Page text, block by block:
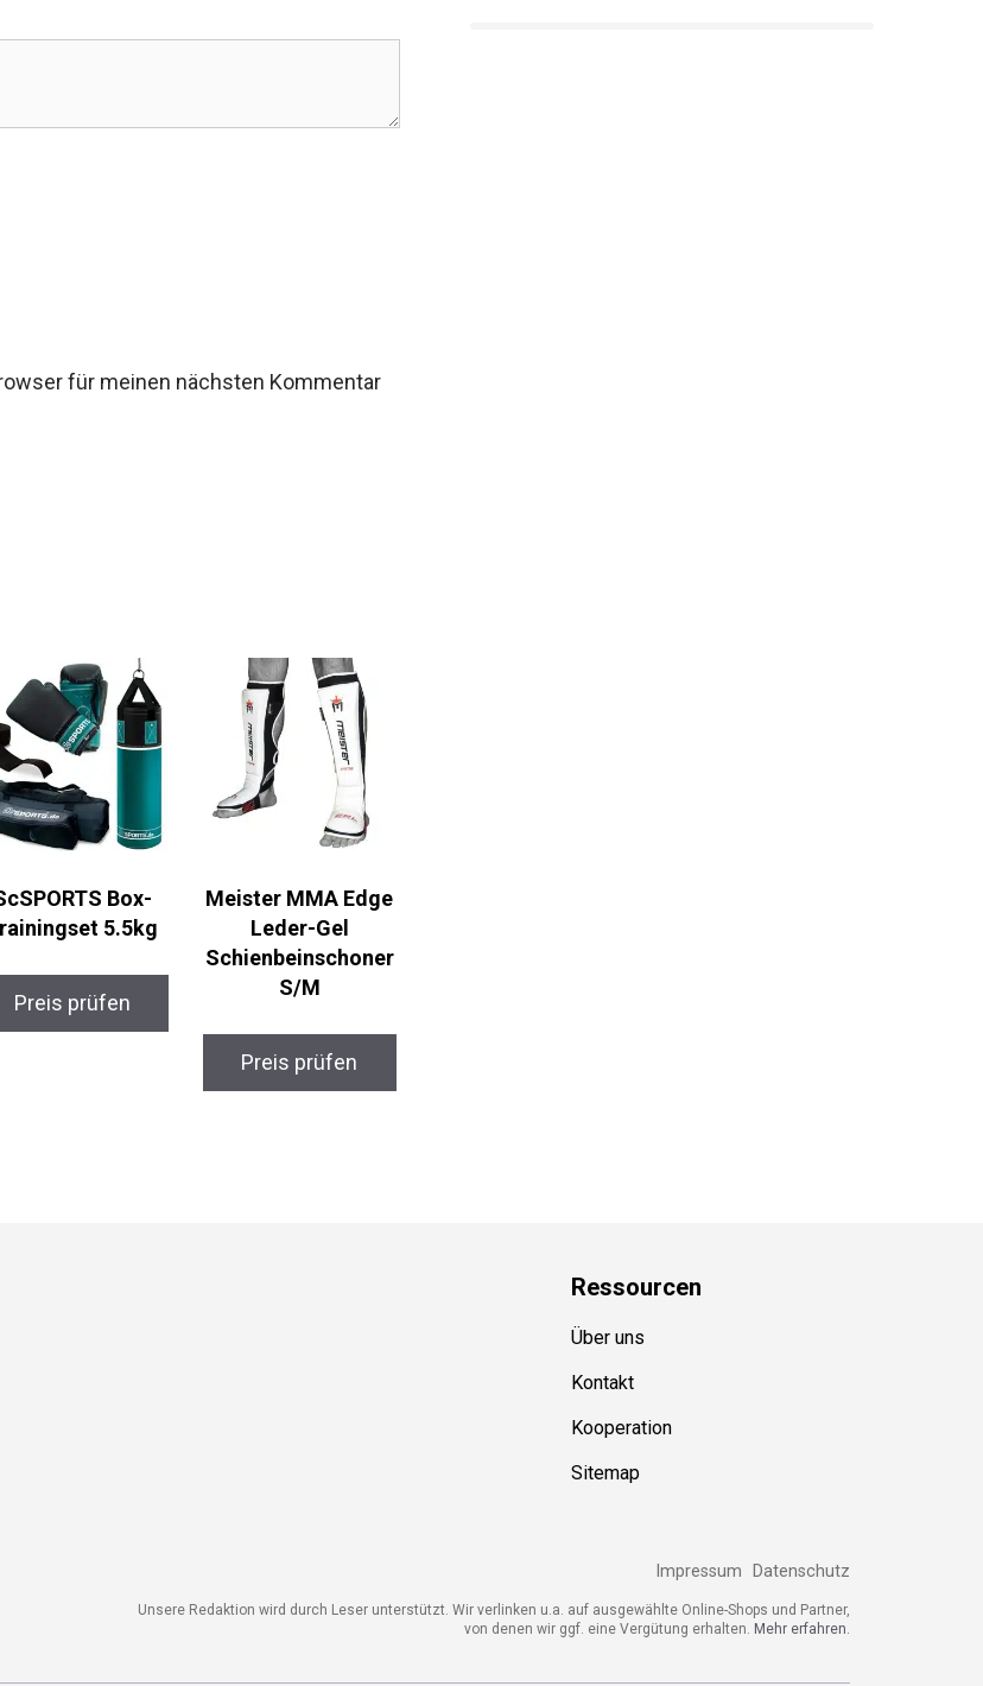
für meinen nächsten Kommentar
Box-
5.5kg
Preis prüfen
Meister MMA Edge
Leder-Gel
Schienbeinschoner
S/M
Preis prüfen
Ressourcen
Über uns
Kontakt
Kooperation
Sitemap
Impressum Datenschutz
Unsere Redaktion wird durch Leser unterstützt. Wir verlinken u.a. auf ausgewählte Online-Shops und Partner,
von denen wir ggf. eine Vergütung erhalten. Mehr erfahren.